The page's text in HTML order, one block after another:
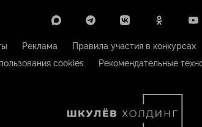
Реклама Правила участия в конкурсах
cookies
Рекомендательные